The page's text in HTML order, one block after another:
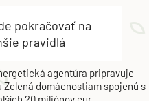
pokračovať na
pravidlá
agentúra pripravuje
domácnostiam spojenú s